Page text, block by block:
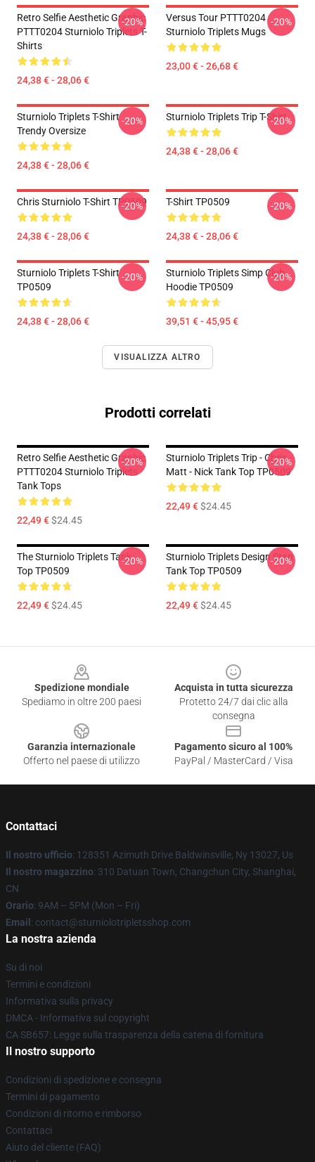
Retro Selfie Aesthetic Graphic
PTTT0204 Sturniolo Triplets T-
Shirts
24,38 € - 28,06 €
-20%
Versus Tour PTTT0204
Sturniolo Triplets Mugs
23,00 € - 26,68 €
-20%
Sturniolo Triplets T-Shirt
Trendy Oversize
24,38 € - 28,06 €
-20% Sturniolo Triplets Trip T-Shirt
24,38 € - 28,06 €
-20%
Chris Sturniolo T-Shirt TP0509
24,38 € - 28,06 €
-20% T-Shirt TP0509
24,38 € - 28,06 €
-20%
Sturniolo Triplets T-Shirt
TP0509
24,38 € - 28,06 €
-20%
Sturniolo Triplets Simp Club
Hoodie TP0509
39,51 € - 45,95 €
-20%
VISUALIZZA ALTRO
Prodotti correlati
Retro Selfie Aesthetic Graphic
PTTT0204 Sturniolo Triplets
Tank Tops
22,49 €$24.45
-20%
Sturniolo Triplets Trip - Chris -
Matt - Nick Tank Top TP0509
22,49 €$24.45
-20%
The Sturniolo Triplets Tank
Top TP0509
22,49 €$24.45
-20%
Sturniolo Triplets Design Stan
Tank Top TP0509
22,49 €$24.45
-20%
Spedizione mondiale
Spediamo in oltre 200 paesi
Acquista in tutta sicurezza
Protetto 24/7 dai clic alla
consegna
Garanzia internazionale
Offerto nel paese di utilizzo
Pagamento sicuro al 100%
PayPal / MasterCard / Visa
Contattaci
Il nostro ufficio: 128351 Azimuth Drive Baldwinsville, Ny 13027, Us
Il nostro magazzino: 310 Datuan Town, Changchun City, Shanghai,
CN
Orario: 9AM – 5PM (Mon – Fri)
Email : contact@sturniolotripletsshop.com
La nostra azienda
Su di noi
Termini e condizioni
Informativa sulla privacy
DMCA - Informativa sul copyright
CA SB657: Legge sulla trasparenza della catena di fornitura
Il nostro supporto
Condizioni di spedizione e consegna
Termini di pagamento
Condizioni di ritorno e rimborso
Contattaci
Aiuto del cliente (FAQ)